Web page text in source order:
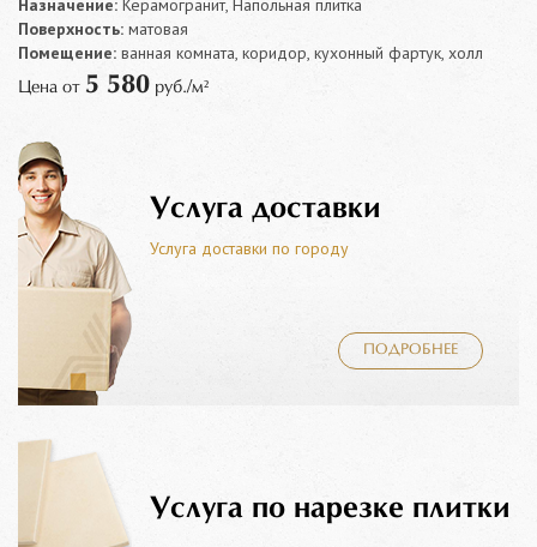
Назначение: Керамогранит, Напольная плитка
Поверхность: матовая
Помещение: ванная комната, коридор, кухонный фартук, холл
Цена от 5 580 руб./м²
Услуга доставки
Услуга доставки по городу
ПОДРОБНЕЕ
Услуга по нарезке плитки